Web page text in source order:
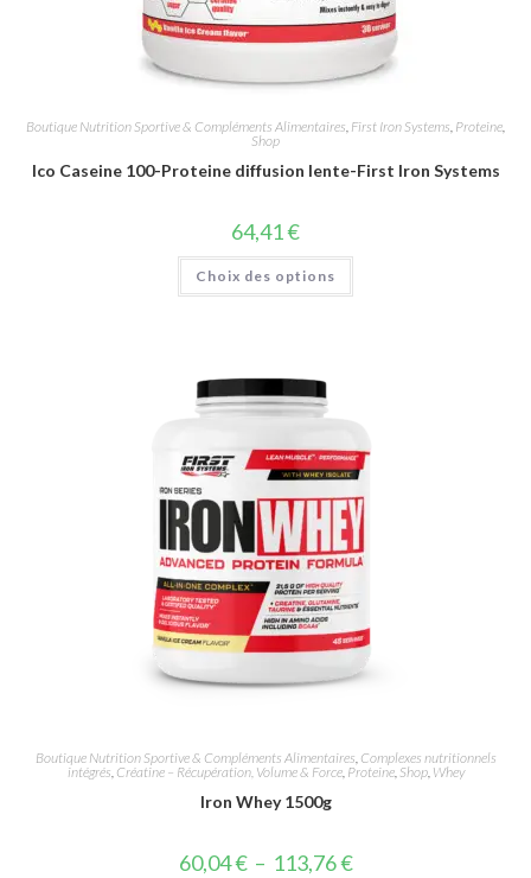
Boutique Nutrition Sportive & Compléments Alimentaires First Iron Systems Proteine
Shop
Ico Caseine 100-Proteine diffusion lente-First Iron Systems
64,41€
Choix des options
Boutique Nutrition Sportive & Compléments Alimentaires, Complexes nutritionnels
intégrés, Créatine – Récupération, Volume & Force, Proteine, Shop, Whey
Iron Whey 1500g
60,04€ – 113,76€